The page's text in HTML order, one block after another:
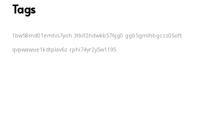
Tags
1bw58md01emtvs7yoh 3tkif2hdwkb576jg0 ggb5gmlhbgczz05oft
qvpwawue1kdtplav6z rphi74yr2y5w1195